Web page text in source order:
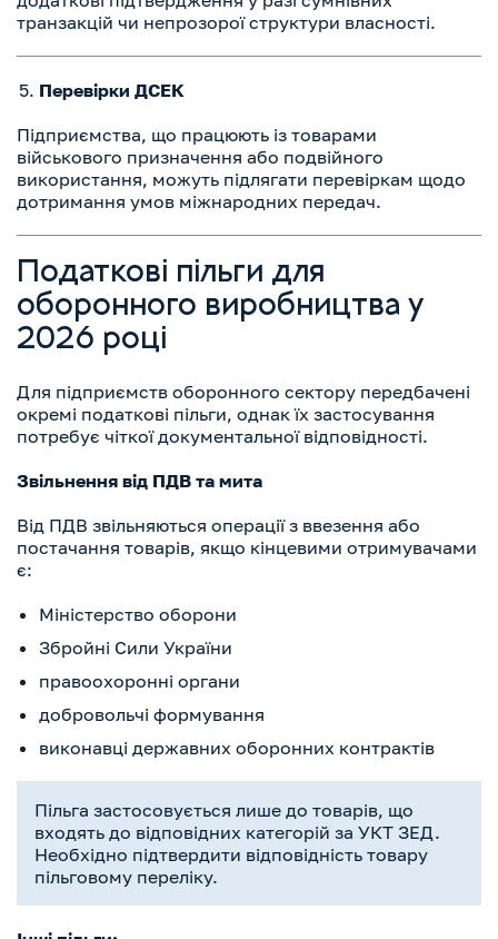
транзакцій чи непрозорої структури власності.
Перевірки ДСЕК
Підприємства, що працюють із товарами
військового призначення або подвійного
використання, можуть підлягати перевіркам щодо
дотримання умов міжнародних передач.
Податкові пільги для
оборонного виробництва у
2026 році
Для підприємств оборонного сектору передбачені
окремі податкові пільги, однак їх застосування
потребує чіткої документальної відповідності.
Звільнення від ПДВ та мита
Від ПДВ звільняються операції з ввезення або
постачання товарів, якщо кінцевими отримувачами
є:
Міністерство оборони
Збройні Сили України
правоохоронні органи
добровольчі формування
виконавці державних оборонних контрактів
Пільга застосовується лише до товарів, що
входять до відповідних категорій за УКТ ЗЕД.
Необхідно підтвердити відповідність товару
пільговому переліку.